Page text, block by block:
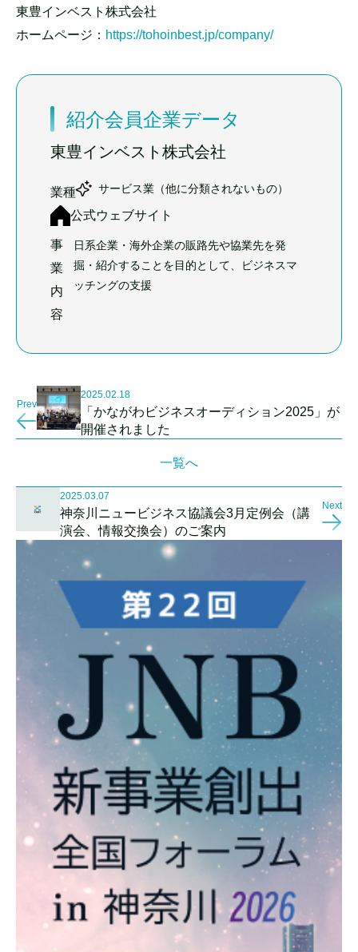
東豊インベスト株式会社
ホームページ： https://tohoinbest.jp/company/
紹介会員企業データ
東豊インベスト株式会社
業種 サービス業（他に分類されないもの）
公式ウェブサイト
事
業
内
容
日系企業・海外企業の販路先や協業先を発
掘・紹介することを目的として、ビジネスマ
ッチングの支援
Prev
2025.02.18
「かながわビジネスオーディション2025」が
開催されました
一覧へ
2025.03.07
神奈川ニュービジネス協議会3月定例会（講
演会、情報交換会）のご案内
Next